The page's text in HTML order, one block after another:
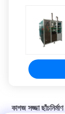
কাগজ সজ্জা